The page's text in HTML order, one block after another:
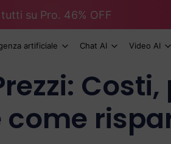
su Pro. 46% OFF
artificiale Chat AI Video AI
come